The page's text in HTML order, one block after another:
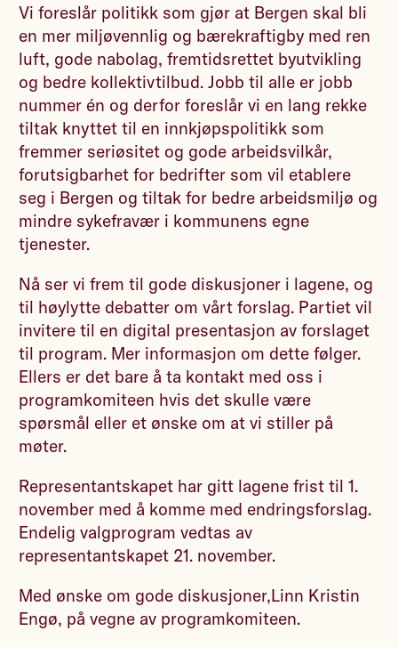
Vi foreslår politikk som gjør at Bergen skal bli
en mer miljøvennlig og bærekraftigby med ren
luft, gode nabolag, fremtidsrettet byutvikling
og bedre kollektivtilbud. Jobb til alle er jobb
nummer én og derfor foreslår vi en lang rekke
tiltak knyttet til en innkjøpspolitikk som
fremmer seriøsitet og gode arbeidsvilkår,
forutsigbarhet for bedrifter som vil etablere
seg i Bergen og tiltak for bedre arbeidsmiljø og
mindre sykefravær i kommunens egne
tjenester.
Nå ser vi frem til gode diskusjoner i lagene, og
til høylytte debatter om vårt forslag. Partiet vil
invitere til en digital presentasjon av forslaget
til program. Mer informasjon om dette følger.
Ellers er det bare å ta kontakt med oss i
programkomiteen hvis det skulle være
spørsmål eller et ønske om at vi stiller på
møter.
Representantskapet har gitt lagene frist til 1.
november med å komme med endringsforslag.
Endelig valgprogram vedtas av
representantskapet 21. november.
Med ønske om gode diskusjoner,Linn Kristin
Engø, på vegne av programkomiteen.